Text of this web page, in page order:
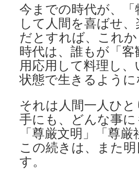
今までの時代が、
して人間を喜ばせ
だとすれば、これ
時代は、誰もが「
用応用して料理し
状態で生きるよう
それは人間一人ひ
手にも、どんな事
「尊厳文明」「尊厳
この続きは、また
す。